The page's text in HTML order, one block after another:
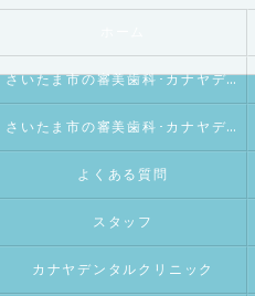
さいたま市の審美歯科･カナヤデンタルクリニックの口コミ情報
さいたま市の審美歯科･カナヤデンタルクリニックのお客様の声
よくある質問
スタッフ
カナヤデンタルクリニック